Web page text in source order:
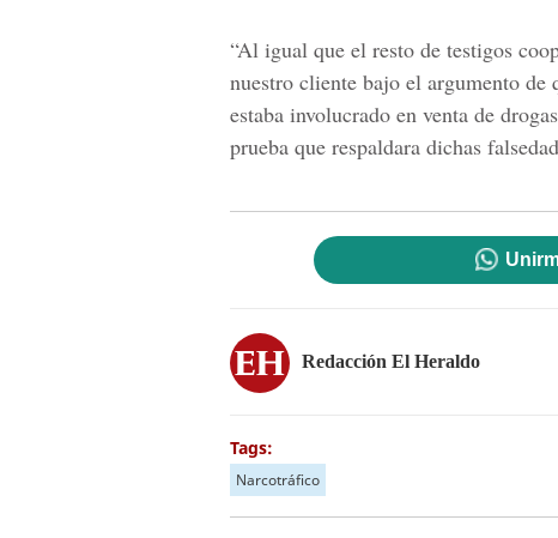
“Al igual que el resto de testigos
nuestro cliente bajo el argumento de
estaba involucrado en venta de
prueba que respaldara dichas
Redacción El Heraldo
Tags:
Narcotráfico